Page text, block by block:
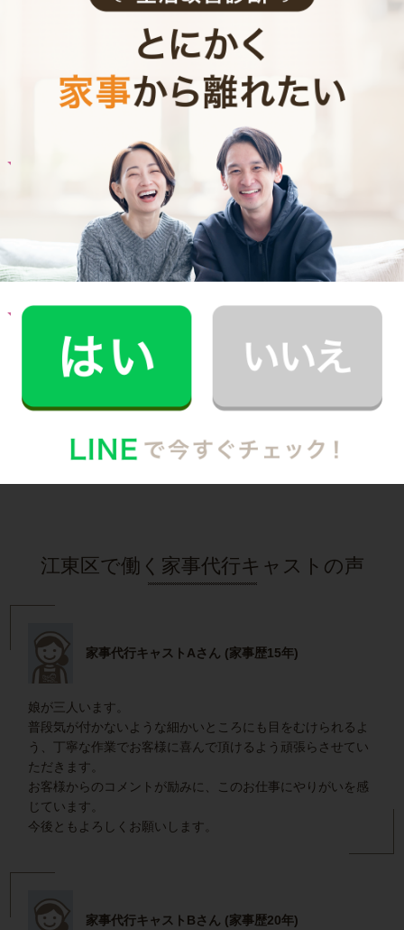
ご利用者インタビュー
Customer Interview
30代 共働き 子育て中
子どもとコミュニケーションをとる時間が増え
記事全文を見る
お料理
40代 男性 1人暮らし
食生活を改善したいと思い料理代行をお願いし
ています。
インタビュー一覧を見る
江東区で働く家事代行キャストの声
家事代行キャストAさん (家事歴15年)
娘が三人います。
普段気が付かないような細かいところにも目をむけられるよ
う、丁寧な作業でお客様に喜んで頂けるよう頑張らさせてい
ただきます。
お客様からのコメントが励みに、このお仕事にやりがいを感
じています。
今後ともよろしくお願いします。
家事代行キャストBさん (家事歴20年)